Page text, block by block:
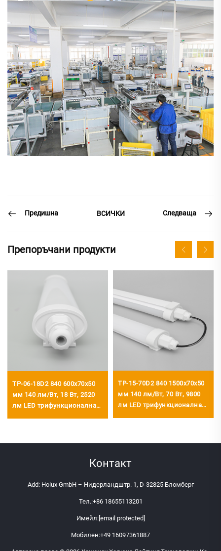
Предишна ВСИЧКИ Следваща
Препоръчани продукти
TP-06-18D2 840 600x70x50
мм 140 лм/Вт, 18 Вт, 2520
лм LED трифункционална
TP-15-70D2 840 1500x70x50
мм 140 лм/Вт, 70 Вт, 9800
лм LED трифункционална
Контакт
Add: Holux GmbH – Нидерландштр. 1, D-32825 Бломберг
Тел.:+86 18655113201
Имейл:[email protected]
Мобилен:+49 16097361887